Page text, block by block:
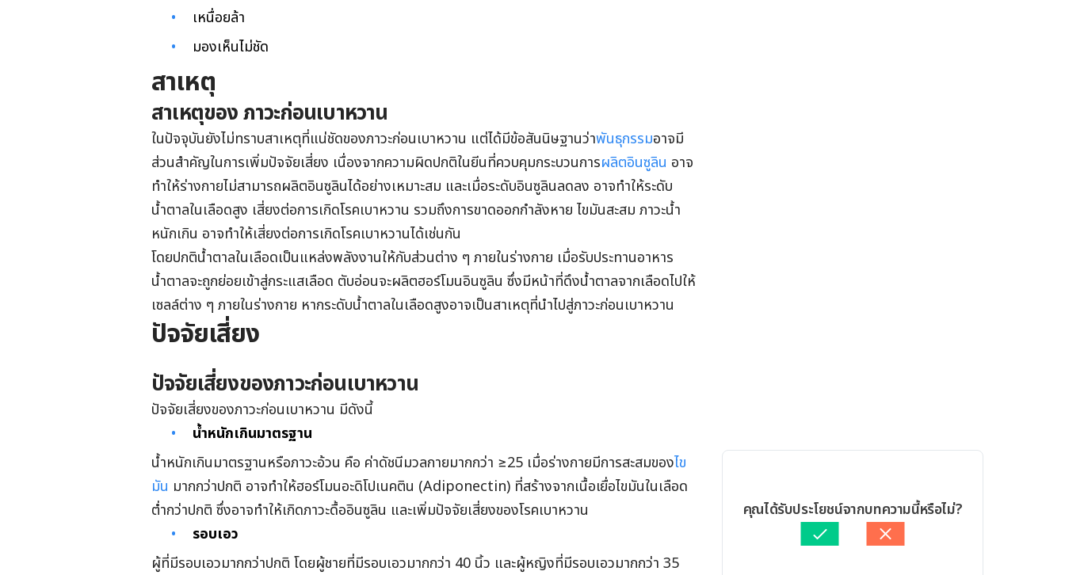
เหนื่อยล้า
มองเห็นไม่ชัด
สาเหตุ
สาเหตุของ ภาวะก่อนเบาหวาน
ในปัจจุบันยังไม่ทราบสาเหตุที่แน่ชัดของภาวะก่อนเบาหวาน แต่ได้มีข้อสันนิษฐานว่าพันธุกรรมอาจมี
ส่วนสำคัญในการเพิ่มปัจจัยเสี่ยง เนื่องจากความผิดปกติในยีนที่ควบคุมกระบวนการผลิตอินซูลิน อาจ
ทำให้ร่างกายไม่สามารถผลิตอินซูลินได้อย่างเหมาะสม และเมื่อระดับอินซูลินลดลง อาจทำให้ระดับ
น้ำตาลในเลือดสูง เสี่ยงต่อการเกิดโรคเบาหวาน รวมถึงการขาดออกกำลังหาย ไขมันสะสม ภาวะน้ำ
หนักเกิน อาจทำให้เสี่ยงต่อการเกิดโรคเบาหวานได้เช่นกัน
โดยปกติน้ำตาลในเลือดเป็นแหล่งพลังงานให้กับส่วนต่าง ๆ ภายในร่างกาย เมื่อรับประทานอาหาร
น้ำตาลจะถูกย่อยเข้าสู่กระแสเลือด ตับอ่อนจะผลิตฮอร์โมนอินซูลิน ซึ่งมีหน้าที่ดึงน้ำตาลจากเลือดไปให้
เซลล์ต่าง ๆ ภายในร่างกาย หากระดับน้ำตาลในเลือดสูงอาจเป็นสาเหตุที่นำไปสู่ภาวะก่อนเบาหวาน
ปัจจัยเสี่ยง
ปัจจัยเสี่ยงของภาวะก่อนเบาหวาน
ปัจจัยเสี่ยงของภาวะก่อนเบาหวาน มีดังนี้
น้ำหนักเกินมาตรฐาน
น้ำหนักเกินมาตรฐานหรือภาวะอ้วน คือ ค่าดัชนีมวลกายมากกว่า ≥25 เมื่อร่างกายมีการสะสมของไข
มัน มากกว่าปกติ อาจทำให้ฮอร์โมนอะดิโปเนคติน (Adiponectin) ที่สร้างจากเนื้อเยื่อไขมันในเลือด
ต่ำกว่าปกติ ซึ่งอาจทำให้เกิดภาวะดื้ออินซูลิน และเพิ่มปัจจัยเสี่ยงของโรคเบาหวาน
รอบเอว
ผู้ที่มีรอบเอวมากกว่าปกติ โดยผู้ชายที่มีรอบเอวมากกว่า 40 นิ้ว และผู้หญิงที่มีรอบเอวมากกว่า 35
คุณได้รับประโยชน์จากบทความนี้หรือไม่?